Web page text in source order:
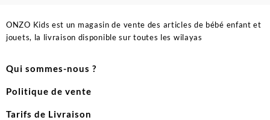
ONZO Kids est un magasin de vente des articles de bébé enfant et
jouets, la livraison disponible sur toutes les wilayas
Qui sommes-nous ?
Politique de vente
Tarifs de Livraison